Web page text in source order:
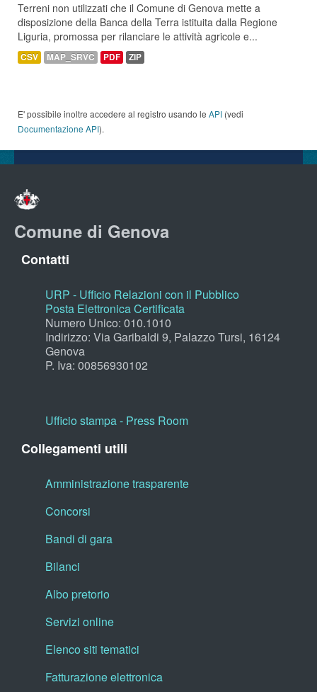
Terreni non utilizzati che il Comune di Genova mette a
disposizione della Banca della Terra istituita dalla Regione
Liguria, promossa per rilanciare le attività agricole e...
CSV MAP_SRVC PDF ZIP
E' possibile inoltre accedere al registro usando le API (vedi
Documentazione API).
Comune di Genova
Contatti
URP - Ufficio Relazioni con il Pubblico
Posta Elettronica Certificata
Numero Unico: 010.1010
Indirizzo: Via Garibaldi 9, Palazzo Tursi, 16124
Genova
P. Iva: 00856930102
Ufficio stampa - Press Room
Collegamenti utili
Amministrazione trasparente
Concorsi
Bandi di gara
Bilanci
Albo pretorio
Servizi online
Elenco siti tematici
Fatturazione elettronica